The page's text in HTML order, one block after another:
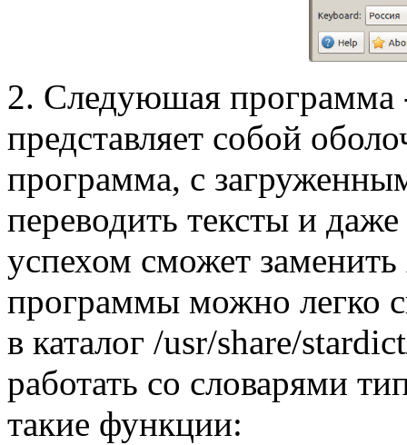
2. Следуюшая программа
представляет собой
программа, с
переводить тексты и
успехом сможет
программы можно легко
в каталог /usr/share/
работать со словарями
такие функции: